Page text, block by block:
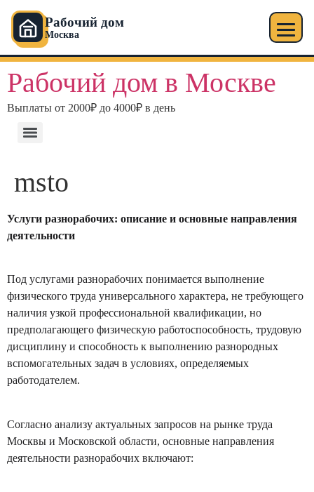
Рабочий дом
Москва
Рабочий дом в Москве
Выплаты от 2000₽ до 4000₽ в день
msto
Услуги разнорабочих: описание и основные направления
деятельности
Под услугами разнорабочих понимается выполнение
физического труда универсального характера, не требующего
наличия узкой профессиональной квалификации, но
предполагающего физическую работоспособность, трудовую
дисциплину и способность к выполнению разнородных
вспомогательных задач в условиях, определяемых
работодателем.
Согласно анализу актуальных запросов на рынке труда
Москвы и Московской области, основные направления
деятельности разнорабочих включают: